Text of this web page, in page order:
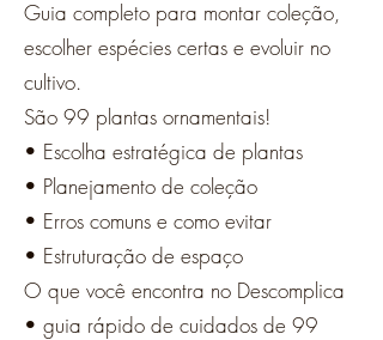
Guia completo para montar coleção,
escolher espécies certas e evoluir no
cultivo.
São 99 plantas ornamentais!
• Escolha estratégica de plantas
• Planejamento de coleção
• Erros comuns e como evitar
• Estruturação de espaço
O que você encontra no Descomplica
• guia rápido de cuidados de 99